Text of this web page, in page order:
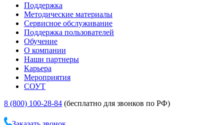
Поддержка
Методические материалы
Сервисное обслуживание
Поддержка пользователей
Обучение
О компании
Наши партнеры
Карьера
Мероприятия
СОУТ
8 (800) 100-28-84 (бесплатно для звонков по РФ)